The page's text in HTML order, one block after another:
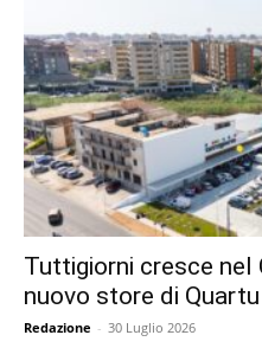
Tuttigiorni cresce nel
nuovo store di Quartu
Redazione - 30 Luglio 2026